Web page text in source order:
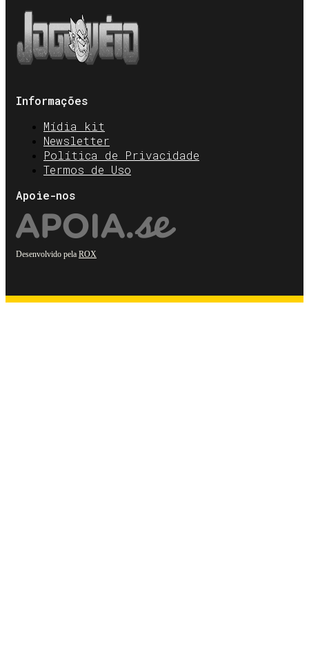
Informações
Mídia kit
Newsletter
Política de Privacidade
Termos de Uso
Apoie-nos
Desenvolvido pela ROX